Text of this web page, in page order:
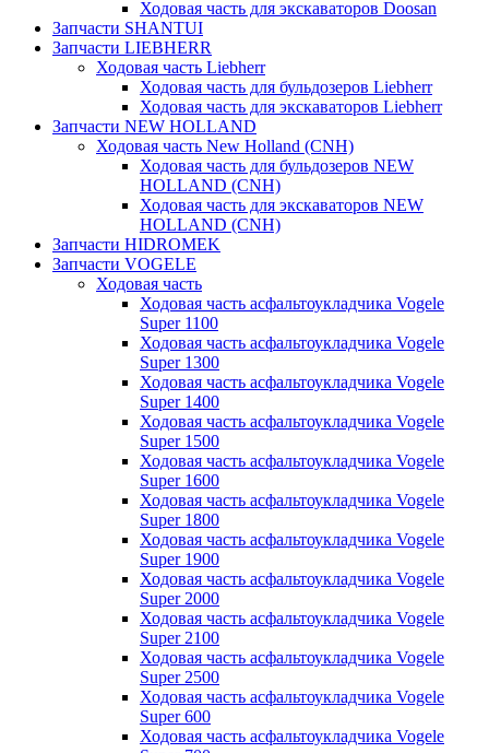
Ходовая часть для экскаваторов Doosan
Запчасти SHANTUI
Запчасти LIEBHERR
Ходовая часть Liebherr
Ходовая часть для бульдозеров Liebherr
Ходовая часть для экскаваторов Liebherr
Запчасти NEW HOLLAND
Ходовая часть New Holland (CNH)
Ходовая часть для бульдозеров NEW
HOLLAND (CNH)
Ходовая часть для экскаваторов NEW
HOLLAND (CNH)
Запчасти HIDROMEK
Запчасти VOGELE
Ходовая часть
Ходовая часть асфальтоукладчика Vogele
Super 1100
Ходовая часть асфальтоукладчика Vogele
Super 1300
Ходовая часть асфальтоукладчика Vogele
Super 1400
Ходовая часть асфальтоукладчика Vogele
Super 1500
Ходовая часть асфальтоукладчика Vogele
Super 1600
Ходовая часть асфальтоукладчика Vogele
Super 1800
Ходовая часть асфальтоукладчика Vogele
Super 1900
Ходовая часть асфальтоукладчика Vogele
Super 2000
Ходовая часть асфальтоукладчика Vogele
Super 2100
Ходовая часть асфальтоукладчика Vogele
Super 2500
Ходовая часть асфальтоукладчика Vogele
Super 600
Ходовая часть асфальтоукладчика Vogele